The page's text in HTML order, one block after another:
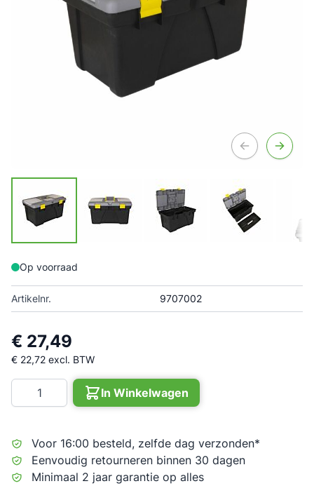
Op voorraad
Artikelnr. 9707002
€ 27,49
€ 22,72 excl. BTW
Aantal
In Winkelwagen
Voor 16:00 besteld, zelfde dag verzonden*
Eenvoudig retourneren binnen 30 dagen
Minimaal 2 jaar garantie op alles